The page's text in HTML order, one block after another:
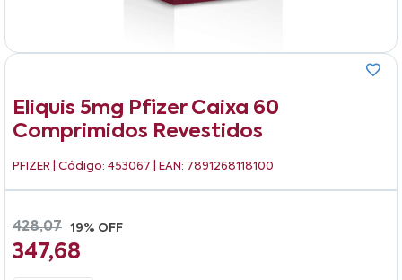
Eliquis 5mg Pfizer Caixa 60
Comprimidos Revestidos
PFIZER | Código: 453067 | EAN: 7891268118100
428,07 19% OFF
347,68